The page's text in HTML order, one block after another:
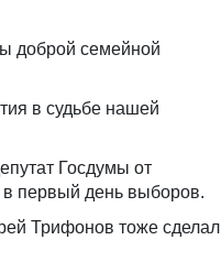
доброй семейной
в судьбе нашей
Госдумы от
в первый день выборов.
Трифонов тоже сделал